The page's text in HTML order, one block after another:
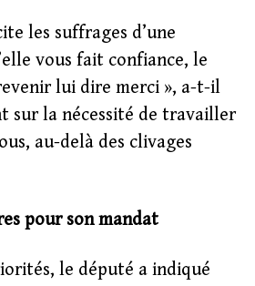
les suffrages d’une
vous fait confiance, le
lui dire merci », a-t-il
sur la nécessité de travailler
au-delà des clivages
pour son mandat
le député a indiqué